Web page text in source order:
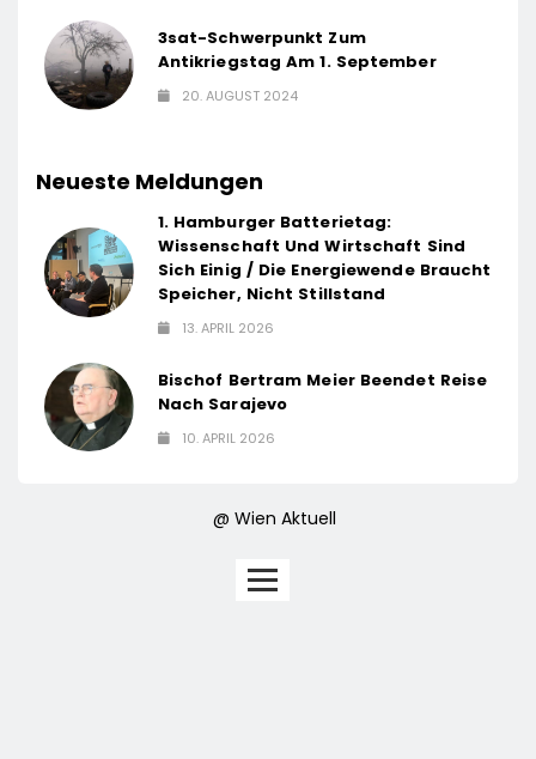
3sat-Schwerpunkt Zum
Antikriegstag Am 1. September
20. AUGUST 2024
Neueste Meldungen
1. Hamburger Batterietag:
Wissenschaft Und Wirtschaft Sind
Sich Einig / Die Energiewende Braucht
Speicher, Nicht Stillstand
13. APRIL 2026
Bischof Bertram Meier Beendet Reise
Nach Sarajevo
10. APRIL 2026
@ Wien Aktuell